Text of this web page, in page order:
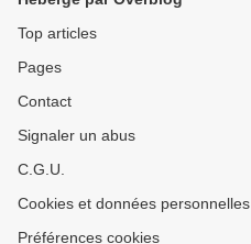
Top articles
Pages
Contact
Signaler un abus
C.G.U.
Cookies et données personnelles
Préférences cookies